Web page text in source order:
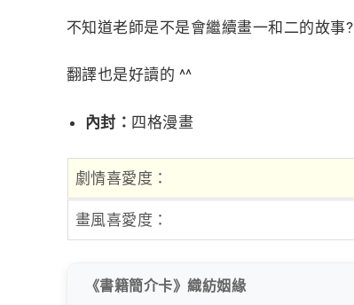
不知道老師是不是會繼續畫一和二的故事?
翻譯也是好讀的 ^^
內封： 四格漫畫
劇情喜愛度：
畫風喜愛度：
《書籍簡介卡》織紡姻緣